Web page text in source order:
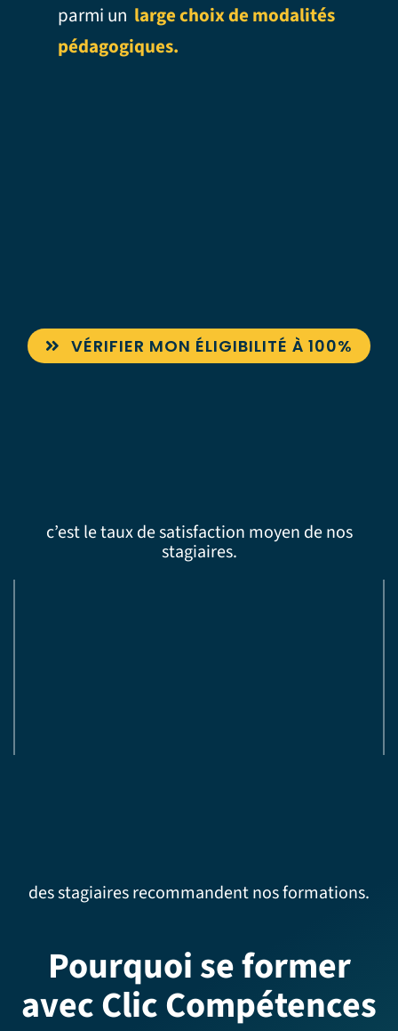
parmi un large choix de modalités
pédagogiques.
VÉRIFIER MON ÉLIGIBILITÉ À 100%
c’est le taux de satisfaction moyen de nos
stagiaires.
des stagiaires recommandent nos formations.
Pourquoi se former
avec Clic Compétences